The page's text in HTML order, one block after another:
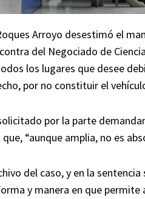
Arroyo desestimó el
del Negociado de
los lugares que desee
por no constituir el
por la parte
“aunque amplia, no es
del caso, y en la
y manera en que permite